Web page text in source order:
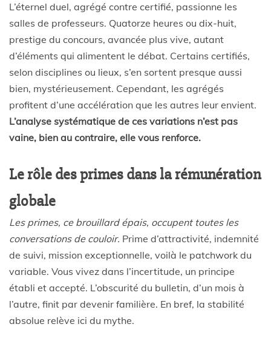
L’éternel duel, agrégé contre certifié, passionne les
salles de professeurs. Quatorze heures ou dix-huit,
prestige du concours, avancée plus vive, autant
d’éléments qui alimentent le débat. Certains certifiés,
selon disciplines ou lieux, s’en sortent presque aussi
bien, mystérieusement. Cependant, les agrégés
profitent d’une accélération que les autres leur envient.
L’analyse systématique de ces variations n’est pas
vaine, bien au contraire, elle vous renforce.
Le rôle des primes dans la rémunération
globale
Les primes, ce brouillard épais, occupent toutes les
conversations de couloir. Prime d’attractivité, indemnité
de suivi, mission exceptionnelle, voilà le patchwork du
variable. Vous vivez dans l’incertitude, un principe
établi et accepté. L’obscurité du bulletin, d’un mois à
l’autre, finit par devenir familière. En bref, la stabilité
absolue relève ici du mythe.